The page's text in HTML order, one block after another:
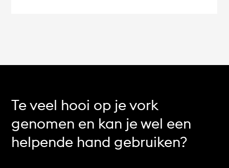
Te veel hooi op je vork
genomen en kan je wel een
helpende hand gebruiken?